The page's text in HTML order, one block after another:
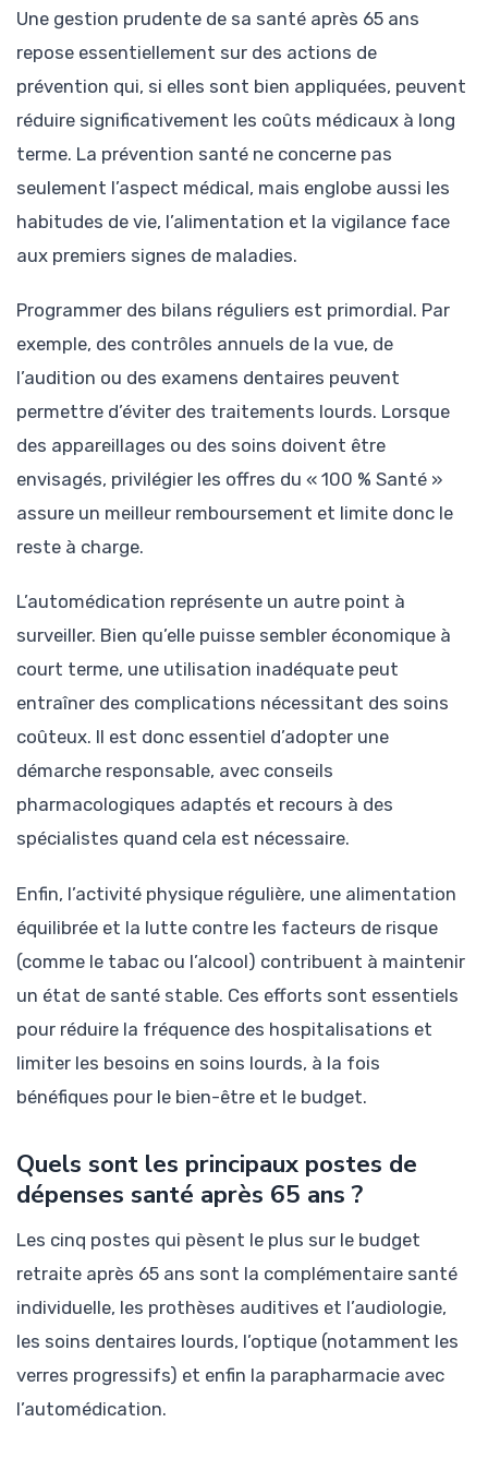
Une gestion prudente de sa santé après 65 ans
repose essentiellement sur des actions de
prévention qui, si elles sont bien appliquées, peuvent
réduire significativement les coûts médicaux à long
terme. La prévention santé ne concerne pas
seulement l’aspect médical, mais englobe aussi les
habitudes de vie, l’alimentation et la vigilance face
aux premiers signes de maladies.
Programmer des bilans réguliers est primordial. Par
exemple, des contrôles annuels de la vue, de
l’audition ou des examens dentaires peuvent
permettre d’éviter des traitements lourds. Lorsque
des appareillages ou des soins doivent être
envisagés, privilégier les offres du « 100 % Santé »
assure un meilleur remboursement et limite donc le
reste à charge.
L’automédication représente un autre point à
surveiller. Bien qu’elle puisse sembler économique à
court terme, une utilisation inadéquate peut
entraîner des complications nécessitant des soins
coûteux. Il est donc essentiel d’adopter une
démarche responsable, avec conseils
pharmacologiques adaptés et recours à des
spécialistes quand cela est nécessaire.
Enfin, l’activité physique régulière, une alimentation
équilibrée et la lutte contre les facteurs de risque
(comme le tabac ou l’alcool) contribuent à maintenir
un état de santé stable. Ces efforts sont essentiels
pour réduire la fréquence des hospitalisations et
limiter les besoins en soins lourds, à la fois
bénéfiques pour le bien-être et le budget.
Quels sont les principaux postes de
dépenses santé après 65 ans ?
Les cinq postes qui pèsent le plus sur le budget
retraite après 65 ans sont la complémentaire santé
individuelle, les prothèses auditives et l’audiologie,
les soins dentaires lourds, l’optique (notamment les
verres progressifs) et enfin la parapharmacie avec
l’automédication.